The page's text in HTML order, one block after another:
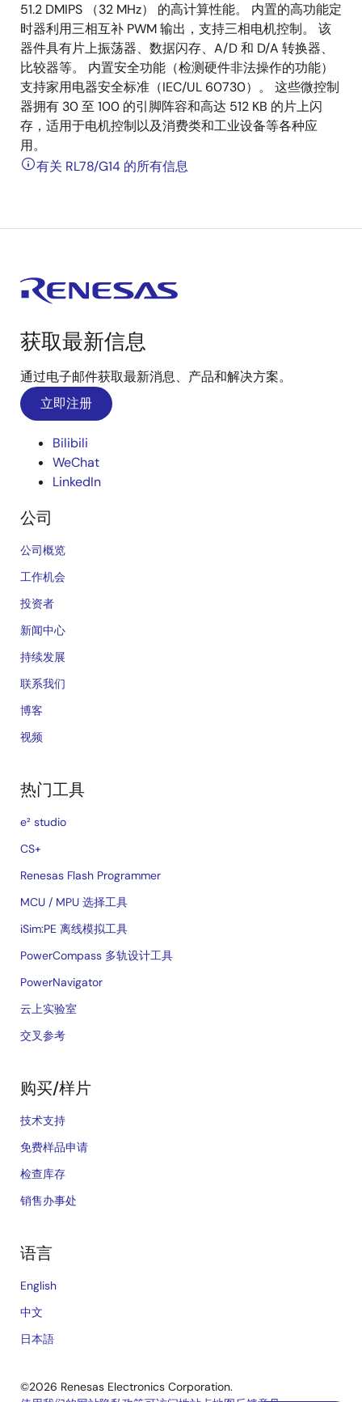
51.2 DMIPS （32 MHz） 的高计算性能。 内置的高功能定
时器利用三相互补 PWM 输出，支持三相电机控制。 该
器件具有片上振荡器、数据闪存、A/D 和 D/A 转换器、
比较器等。 内置安全功能（检测硬件非法操作的功能）
支持家用电器安全标准（IEC/UL 60730）。 这些微控制
器拥有 30 至 100 的引脚阵容和高达 512 KB 的片上闪
存，适用于电机控制以及消费类和工业设备等各种应
用。
有关 RL78/G14 的所有信息
获取最新信息
通过电子邮件获取最新消息、产品和解决方案。
立即注册
Bilibili
WeChat
LinkedIn
公司
公司概览
工作机会
投资者
新闻中心
持续发展
联系我们
博客
视频
热门工具
e² studio
CS+
Renesas Flash Programmer
MCU / MPU 选择工具
iSim:PE 离线模拟工具
PowerCompass 多轨设计工具
PowerNavigator
云上实验室
交叉参考
购买/样片
技术支持
免费样品申请
检查库存
销售办事处
语言
English
中文
日本語
©2026 Renesas Electronics Corporation.